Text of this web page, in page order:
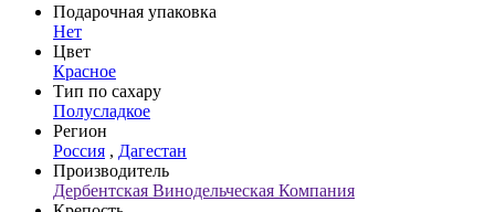
Подарочная упаковка
Нет
Цвет
Красное
Тип по сахару
Полусладкое
Регион
Россия , Дагестан
Производитель
Дербентская Винодельческая Компания